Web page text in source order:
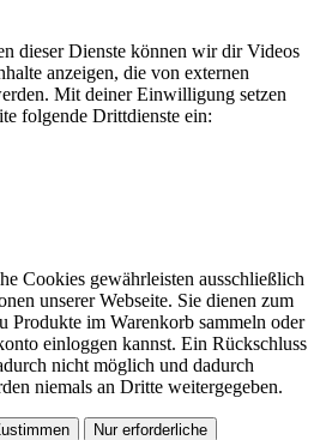
dieser Dienste können wir dir Videos
anzeigen, die von externen
Mit deiner Einwilligung setzen
folgende Drittdienste ein:
Cookies gewährleisten ausschließlich
unserer Webseite. Sie dienen zum
Produkte im Warenkorb sammeln oder
einloggen kannst. Ein Rückschluss
nicht möglich und dadurch
niemals an Dritte weitergegeben.
Nur erforderliche